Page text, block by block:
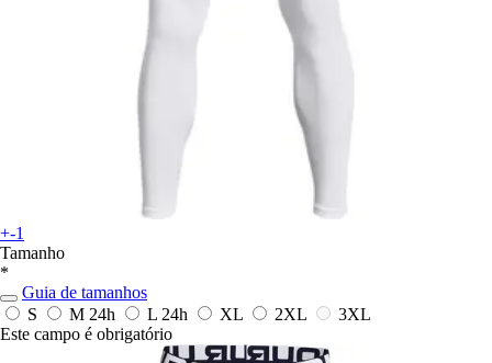
+-1
Tamanho
*
Guia de tamanhos
S
M 24h L 24h XL 2XL
3XL
Este campo é obrigatório